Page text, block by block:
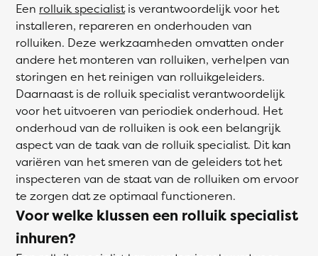
Een rolluik specialistis verantwoordelijk voor het
installeren, repareren en onderhouden van
rolluiken. Deze werkzaamheden omvatten onder
andere het monteren van rolluiken, verhelpen van
storingen en het reinigen van rolluikgeleiders.
Daarnaast is de rolluik specialist verantwoordelijk
voor het uitvoeren van periodiek onderhoud. Het
onderhoud van de rolluiken is ook een belangrijk
aspect van de taak van de rolluik specialist. Dit kan
variëren van het smeren van de geleiders tot het
inspecteren van de staat van de rolluiken om ervoor
te zorgen dat ze optimaal functioneren.
Voor welke klussen een rolluik specialist
inhuren?